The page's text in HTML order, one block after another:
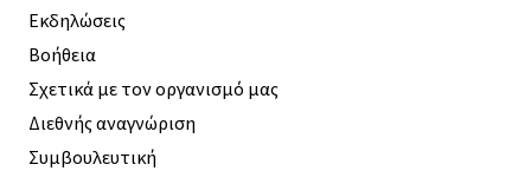
Εκδηλώσεις
Βοήθεια
Σχετικά με τον οργανισμό μας
Διεθνής αναγνώριση
Συμβουλευτική